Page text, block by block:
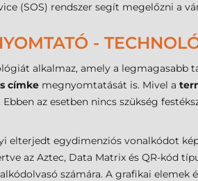
(SOS) rendszer segít megelőzni a
-
alkalmaz, amely a legmagasabb
címke megnyomtatását is. Mivel a
az esetben nincs szükség
elterjedt egydimenziós vonalkódot
az Aztec, Data Matrix és QR-kód
számára. A grafikai